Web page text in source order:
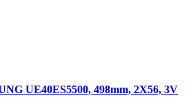
UE40ES5500, 498mm, 2X56, 3V